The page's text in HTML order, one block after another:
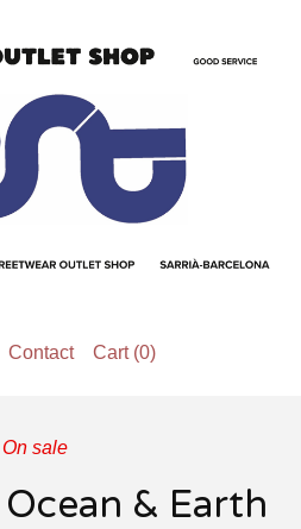
Contact Cart (0)
On sale
& Earth